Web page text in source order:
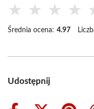
★ ★ ★ ★
Średnia ocena: 4.97
Udostępnij